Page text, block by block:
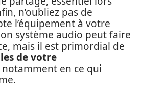
n’oubliez pas de
l’équipement à votre
système audio peut faire
mais il est primordial de
de votre
notamment en ce qui